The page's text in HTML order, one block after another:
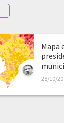
Mapa
28/10/